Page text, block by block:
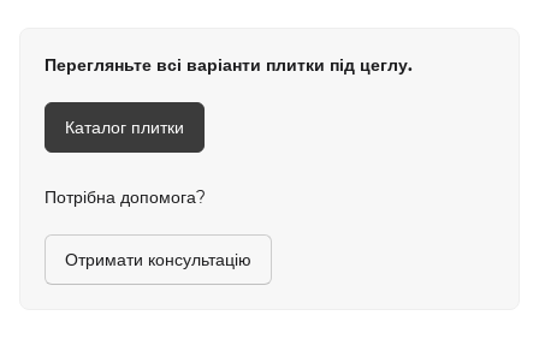
Перегляньте всі варіанти плитки під цеглу.
Каталог плитки
Потрібна допомога?
Отримати консультацію